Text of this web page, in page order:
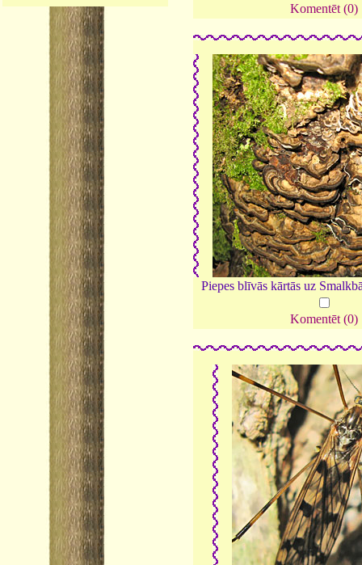
Komentēt (0)
Piepes blīvās kārtās uz
Komentēt (0)